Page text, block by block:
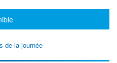
de la journée